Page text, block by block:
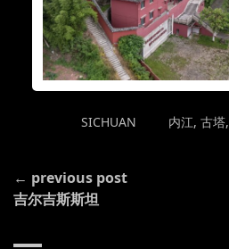
POSTED
SICHUAN TAGGED
内江, 古塔,
CONTINUE
READING
← previous post
吉尔吉斯斯坦